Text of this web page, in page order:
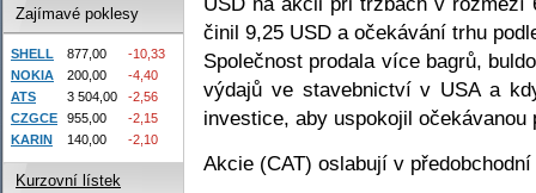
činil 9,25 USD a očekávání trhu
Společnost prodala více bagrů,
výdajů ve stavebnictví v USA a
investice, aby uspokojil očekávanou
Akcie (CAT) oslabují v
Zajímavé poklesy
SHELL 877,00
-10,33
NOKIA
200,00
-4,40
ATS
3 504,00
-2,56
CZGCE
955,00
-2,15
KARIN
140,00 -2,10
Kurzovní lístek